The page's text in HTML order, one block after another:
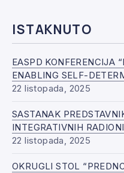
ISTAKNUTO
EASPD KONFERENCIJA
ENABLING SELF-
22 listopada, 2025
SASTANAK
INTEGRATIVNIH
22 listopada, 2025
OKRUGLI STOL